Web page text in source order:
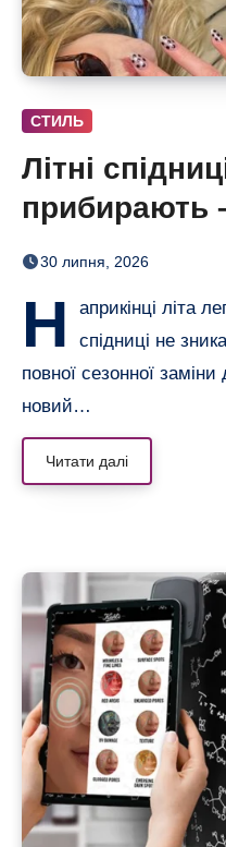
СТИЛЬ
Літні
прибирають
додають
30 липня, 2026
Н
априкінці літа
спідниці не
повної сезонної
новий…
Читати далі